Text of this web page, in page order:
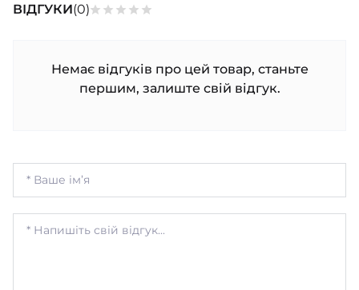
ВІДГУКИ(0)
Немає відгуків про цей товар, станьте
першим, залиште свій відгук.